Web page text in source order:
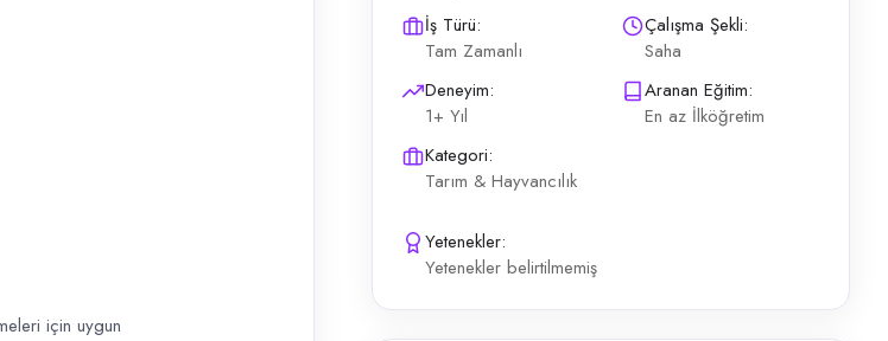
için uygun
İş Türü:
Tam Zamanlı
Çalışma Şekli:
Saha
Deneyim:
1+ Yıl
Aranan Eğitim:
En az İlköğretim
Kategori:
Tarım & Hayvancılık
Yetenekler:
Yetenekler belirtilmemiş